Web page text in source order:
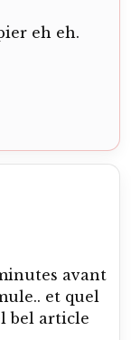
eh eh.
avant
et quel
bel article